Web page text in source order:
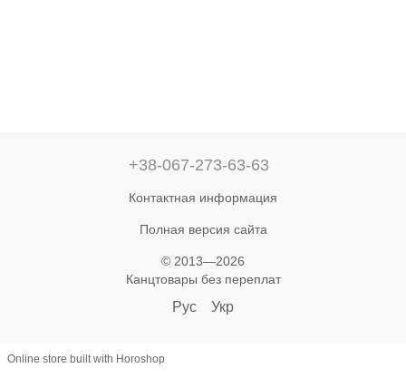
+38-067-273-63-63
Контактная информация
Полная версия сайта
© 2013—2026
Канцтовары без переплат‎
Рус Укр
Online store built with Horoshop